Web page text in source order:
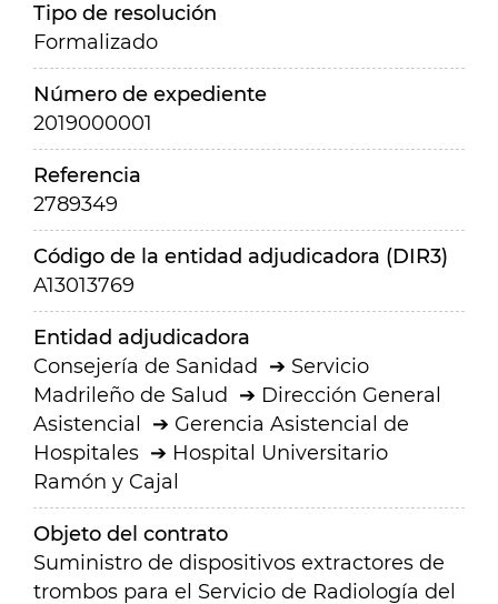
Tipo de resolución
Formalizado
Número de expediente
2019000001
Referencia
2789349
Código de la entidad adjudicadora (DIR3)
A13013769
Entidad adjudicadora
Consejería de Sanidad
Servicio
Madrileño de Salud
Dirección General
Asistencial
Gerencia Asistencial de
Hospitales
Hospital Universitario
Ramón y Cajal
Objeto del contrato
Suministro de dispositivos extractores de
trombos para el Servicio de Radiología del